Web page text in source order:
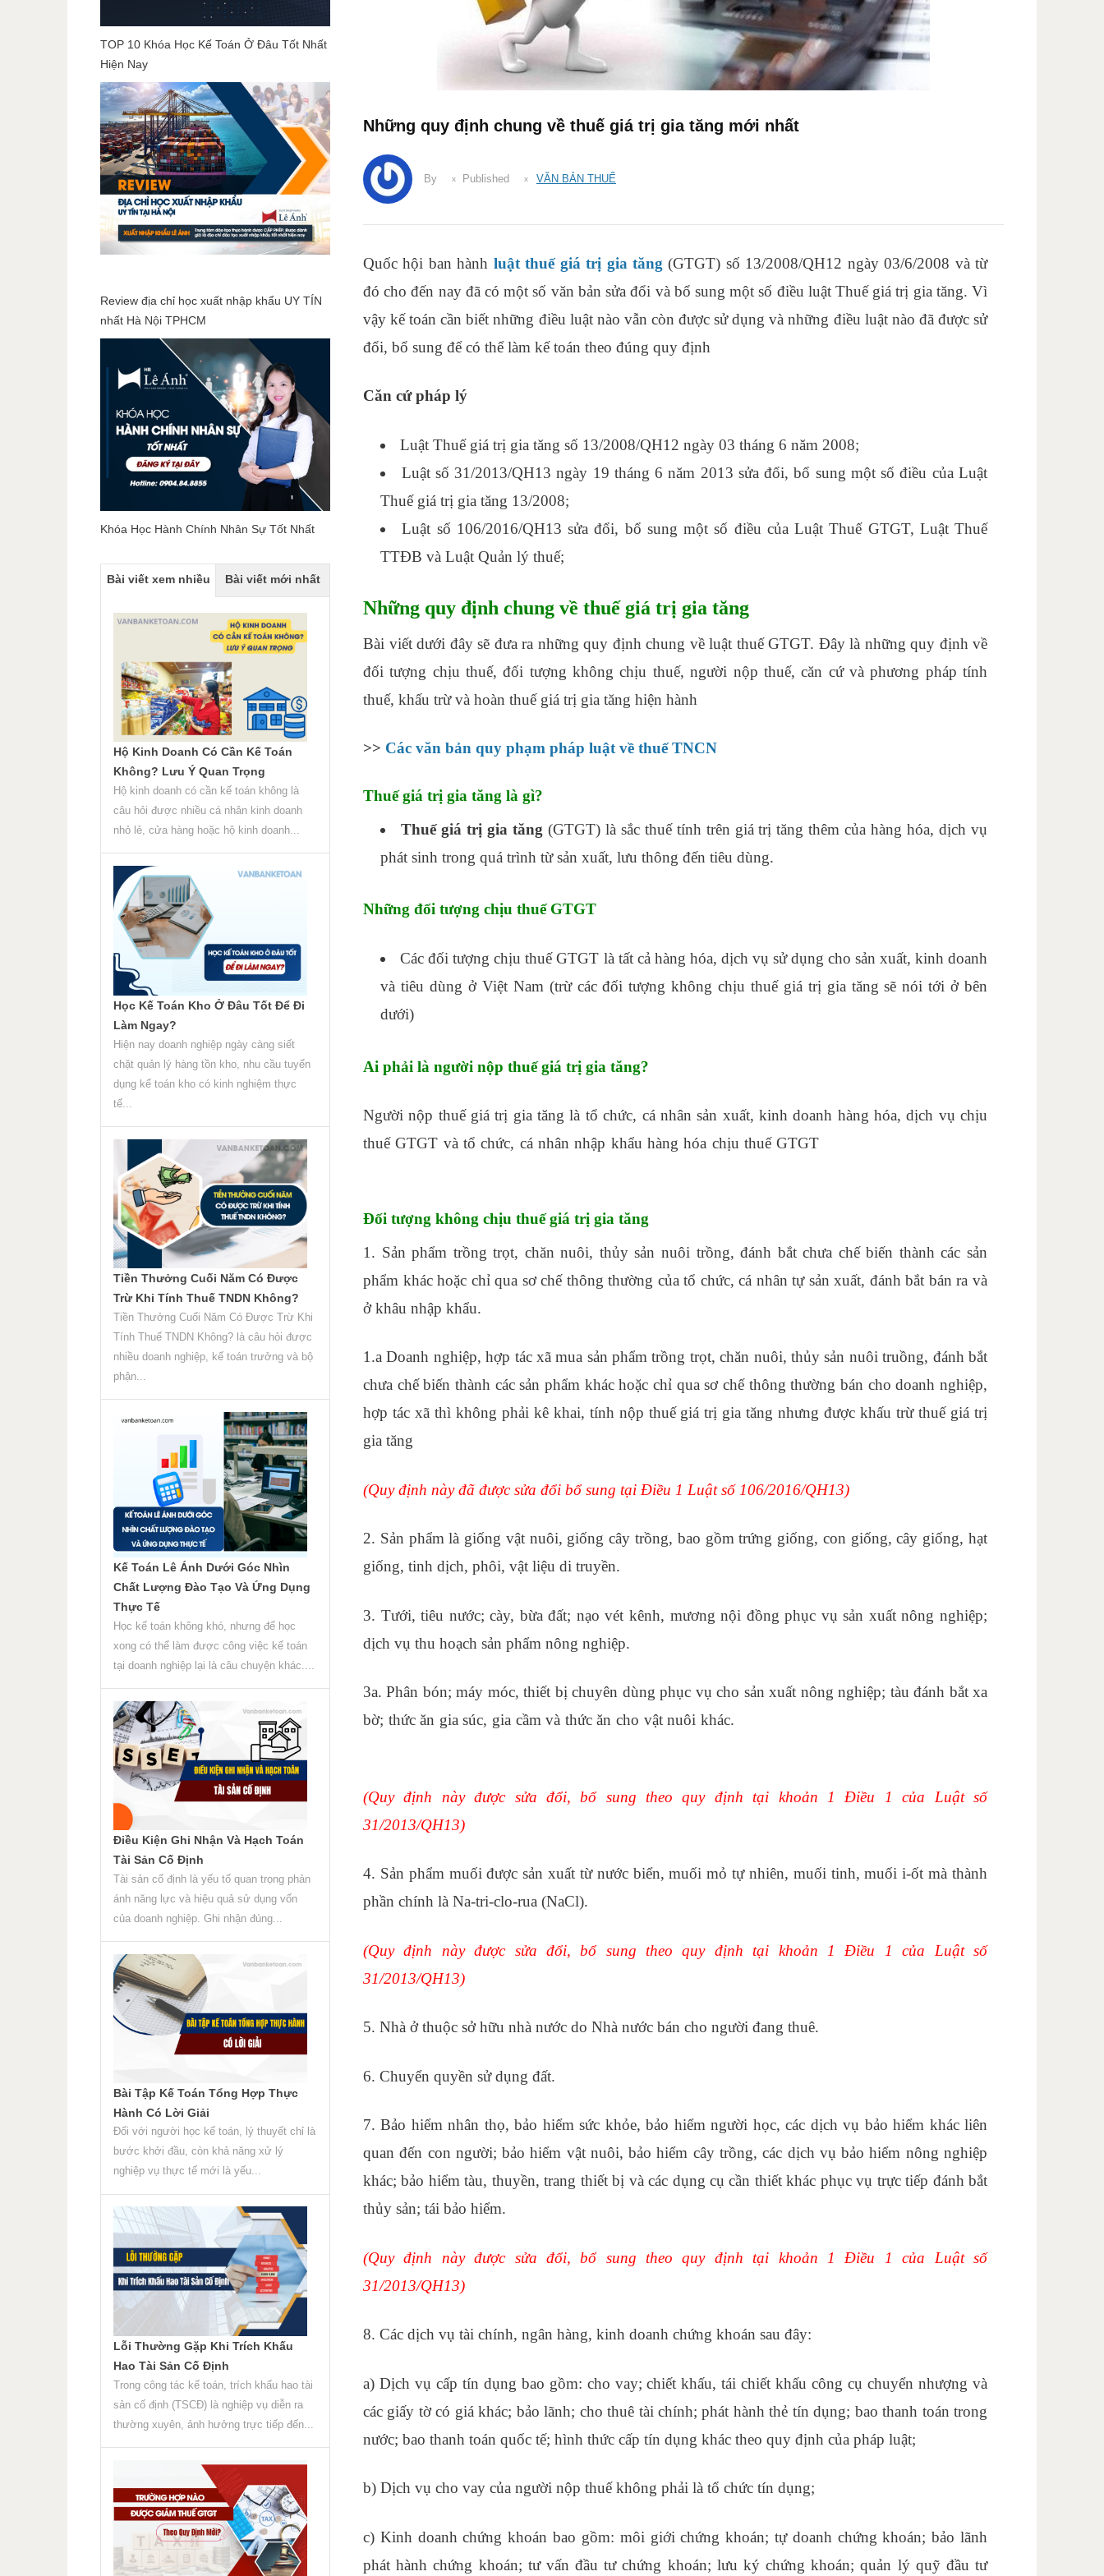
Những quy định chung về thuế giá trị gia tăng mới nhất
By Published VĂN BẢN THUẾ
Quốc hội ban hành luật thuế giá trị gia tăng (GTGT) số 13/2008/QH12 ngày 03/6/2008 và từ
đó cho đến nay đã có một số văn bản sửa đổi và bổ sung một số điều luật Thuế giá trị gia tăng. Vì
vậy kế toán cần biết những điều luật nào vẫn còn được sử dụng và những điều luật nào đã được sử
đổi, bổ sung để có thể làm kế toán theo đúng quy định
Căn cứ pháp lý
Luật Thuế giá trị gia tăng số 13/2008/QH12 ngày 03 tháng 6 năm 2008;
Luật số 31/2013/QH13 ngày 19 tháng 6 năm 2013 sửa đổi, bổ sung một số điều của Luật
Thuế giá trị gia tăng 13/2008;
Luật số 106/2016/QH13 sửa đổi, bổ sung một số điều của Luật Thuế GTGT, Luật Thuế
TTĐB và Luật Quản lý thuế;
Những quy định chung về thuế giá trị gia tăng
Bài viết dưới đây sẽ đưa ra những quy định chung về luật thuế GTGT. Đây là những quy định về
đối tượng chịu thuế, đối tượng không chịu thuế, người nộp thuế, căn cứ và phương pháp tính
thuế, khấu trừ và hoàn thuế giá trị gia tăng hiện hành
>> Các văn bản quy phạm pháp luật về thuế TNCN
Thuế giá trị gia tăng là gì?
Thuế giá trị gia tăng (GTGT) là sắc thuế tính trên giá trị tăng thêm của hàng hóa, dịch vụ
phát sinh trong quá trình từ sản xuất, lưu thông đến tiêu dùng.
Những đối tượng chịu thuế GTGT
Các đối tượng chịu thuế GTGT là tất cả hàng hóa, dịch vụ sử dụng cho sản xuất, kinh doanh
và tiêu dùng ở Việt Nam (trừ các đối tượng không chịu thuế giá trị gia tăng sẽ nói tới ở bên
dưới)
Ai phải là người nộp thuế giá trị gia tăng?
Người nộp thuế giá trị gia tăng là tổ chức, cá nhân sản xuất, kinh doanh hàng hóa, dịch vụ chịu
thuế GTGT và tổ chức, cá nhân nhập khẩu hàng hóa chịu thuế GTGT
Đối tượng không chịu thuế giá trị gia tăng
1. Sản phẩm trồng trọt, chăn nuôi, thủy sản nuôi trồng, đánh bắt chưa chế biến thành các sản
phẩm khác hoặc chỉ qua sơ chế thông thường của tổ chức, cá nhân tự sản xuất, đánh bắt bán ra và
ở khâu nhập khẩu.
1.a Doanh nghiệp, hợp tác xã mua sản phẩm trồng trọt, chăn nuôi, thủy sản nuôi truồng, đánh bắt
chưa chế biến thành các sản phẩm khác hoặc chỉ qua sơ chế thông thường bán cho doanh nghiệp,
hợp tác xã thì không phải kê khai, tính nộp thuế giá trị gia tăng nhưng được khấu trừ thuế giá trị
gia tăng
(Quy định này đã được sửa đổi bổ sung tại Điều 1 Luật số 106/2016/QH13)
2. Sản phẩm là giống vật nuôi, giống cây trồng, bao gồm trứng giống, con giống, cây giống, hạt
giống, tinh dịch, phôi, vật liệu di truyền.
3. Tưới, tiêu nước; cày, bừa đất; nạo vét kênh, mương nội đồng phục vụ sản xuất nông nghiệp;
dịch vụ thu hoạch sản phẩm nông nghiệp.
3a. Phân bón; máy móc, thiết bị chuyên dùng phục vụ cho sản xuất nông nghiệp; tàu đánh bắt xa
bờ; thức ăn gia súc, gia cầm và thức ăn cho vật nuôi khác.
(Quy định này được sửa đổi, bổ sung theo quy định tại khoản 1 Điều 1 của Luật số
31/2013/QH13)
4. Sản phẩm muối được sản xuất từ nước biển, muối mỏ tự nhiên, muối tinh, muối i-ốt mà thành
phần chính là Na-tri-clo-rua (NaCl).
(Quy định này được sửa đổi, bổ sung theo quy định tại khoản 1 Điều 1 của Luật số
31/2013/QH13)
5. Nhà ở thuộc sở hữu nhà nước do Nhà nước bán cho người đang thuê.
6. Chuyển quyền sử dụng đất.
7. Bảo hiểm nhân thọ, bảo hiểm sức khỏe, bảo hiểm người học, các dịch vụ bảo hiểm khác liên
quan đến con người; bảo hiểm vật nuôi, bảo hiểm cây trồng, các dịch vụ bảo hiểm nông nghiệp
khác; bảo hiểm tàu, thuyền, trang thiết bị và các dụng cụ cần thiết khác phục vụ trực tiếp đánh bắt
thủy sản; tái bảo hiểm.
(Quy định này được sửa đổi, bổ sung theo quy định tại khoản 1 Điều 1 của Luật số
31/2013/QH13)
8. Các dịch vụ tài chính, ngân hàng, kinh doanh chứng khoán sau đây:
a) Dịch vụ cấp tín dụng bao gồm: cho vay; chiết khấu, tái chiết khấu công cụ chuyển nhượng và
các giấy tờ có giá khác; bảo lãnh; cho thuê tài chính; phát hành thẻ tín dụng; bao thanh toán trong
nước; bao thanh toán quốc tế; hình thức cấp tín dụng khác theo quy định của pháp luật;
b) Dịch vụ cho vay của người nộp thuế không phải là tổ chức tín dụng;
c) Kinh doanh chứng khoán bao gồm: môi giới chứng khoán; tự doanh chứng khoán; bảo lãnh
phát hành chứng khoán; tư vấn đầu tư chứng khoán; lưu ký chứng khoán; quản lý quỹ đầu tư
TOP 10 Khóa Học Kế Toán Ở Đâu Tốt Nhất
Hiện Nay
Review địa chỉ học xuất nhập khẩu UY TÍN
nhất Hà Nội TPHCM
Khóa Học Hành Chính Nhân Sự Tốt Nhất
Bài viết xem nhiều Bài viết mới nhất
Hộ Kinh Doanh Có Cần Kế Toán
Không? Lưu Ý Quan Trọng
Hộ kinh doanh có cần kế toán không là
câu hỏi được nhiều cá nhân kinh doanh
nhỏ lẻ, cửa hàng hoặc hộ kinh doanh...
Học Kế Toán Kho Ở Đâu Tốt Để Đi
Làm Ngay?
Hiện nay doanh nghiệp ngày càng siết
chặt quản lý hàng tồn kho, nhu cầu tuyển
dụng kế toán kho có kinh nghiệm thực
tế...
Tiền Thưởng Cuối Năm Có Được
Trừ Khi Tính Thuế TNDN Không?
Tiền Thưởng Cuối Năm Có Được Trừ Khi
Tính Thuế TNDN Không? là câu hỏi được
nhiều doanh nghiệp, kế toán trưởng và bộ
phận...
Kế Toán Lê Ánh Dưới Góc Nhìn
Chất Lượng Đào Tạo Và Ứng Dụng
Thực Tế
Học kế toán không khó, nhưng để học
xong có thể làm được công việc kế toán
tại doanh nghiệp lại là câu chuyện khác....
Điều Kiện Ghi Nhận Và Hạch Toán
Tài Sản Cố Định
Tài sản cố định là yếu tố quan trọng phản
ánh năng lực và hiệu quả sử dụng vốn
của doanh nghiệp. Ghi nhận đúng...
Bài Tập Kế Toán Tổng Hợp Thực
Hành Có Lời Giải
Đối với người học kế toán, lý thuyết chỉ là
bước khởi đầu, còn khả năng xử lý
nghiệp vụ thực tế mới là yếu...
Lỗi Thường Gặp Khi Trích Khấu
Hao Tài Sản Cố Định
Trong công tác kế toán, trích khấu hao tài
sản cố định (TSCĐ) là nghiệp vụ diễn ra
thường xuyên, ảnh hưởng trực tiếp đến...